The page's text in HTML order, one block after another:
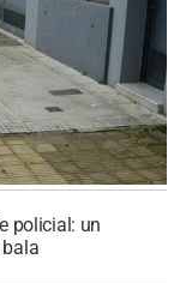
policial: un